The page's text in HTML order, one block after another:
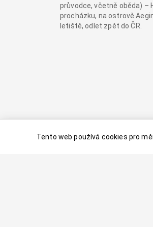
průvodce, včetně oběda) –
procházku, na ostrově
letiště, odlet zpět do ČR.
Tento web používá cookies pro